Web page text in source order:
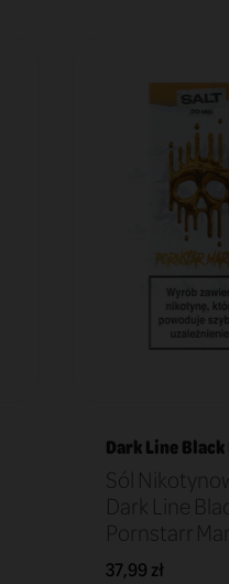
Dark Line
Sól
Dark Line
Pornstarr
37,99 zł